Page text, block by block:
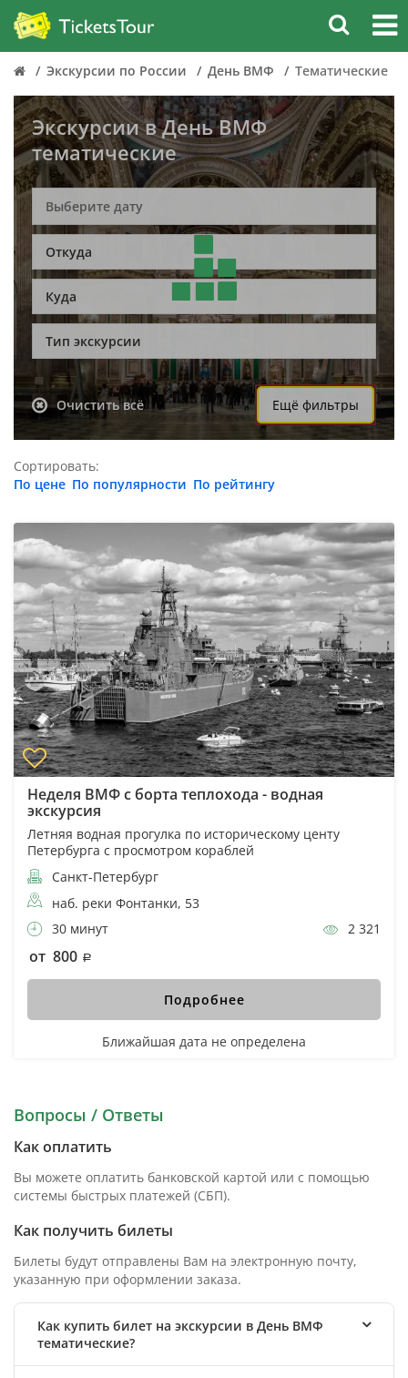
Экскурсии по России День ВМФ Тематические
Экскурсии в День ВМФ
тематические
Откуда
Куда
Тип экскурсии
Очистить всё Ещё фильтры
Сортировать:
По цене По популярности По рейтингу
Неделя ВМФ с борта теплохода - водная
экскурсия
Летняя водная прогулка по историческому центу
Петербурга с просмотром кораблей
Санкт-Петербург
наб. реки Фонтанки, 53
30 минут
2 321
от 800
Подробнее
Ближайшая дата не определена
Вопросы / Ответы
Как оплатить
Вы можете оплатить банковской картой или с помощью
системы быстрых платежей (СБП).
Как получить билеты
Билеты будут отправлены Вам на электронную почту,
указанную при оформлении заказа.
Как купить билет на экскурсии в День ВМФ
тематические?